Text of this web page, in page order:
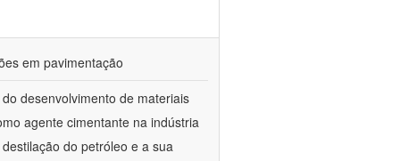
em pavimentação
desenvolvimento de materiais
agente cimentante na indústria
do petróleo e a sua